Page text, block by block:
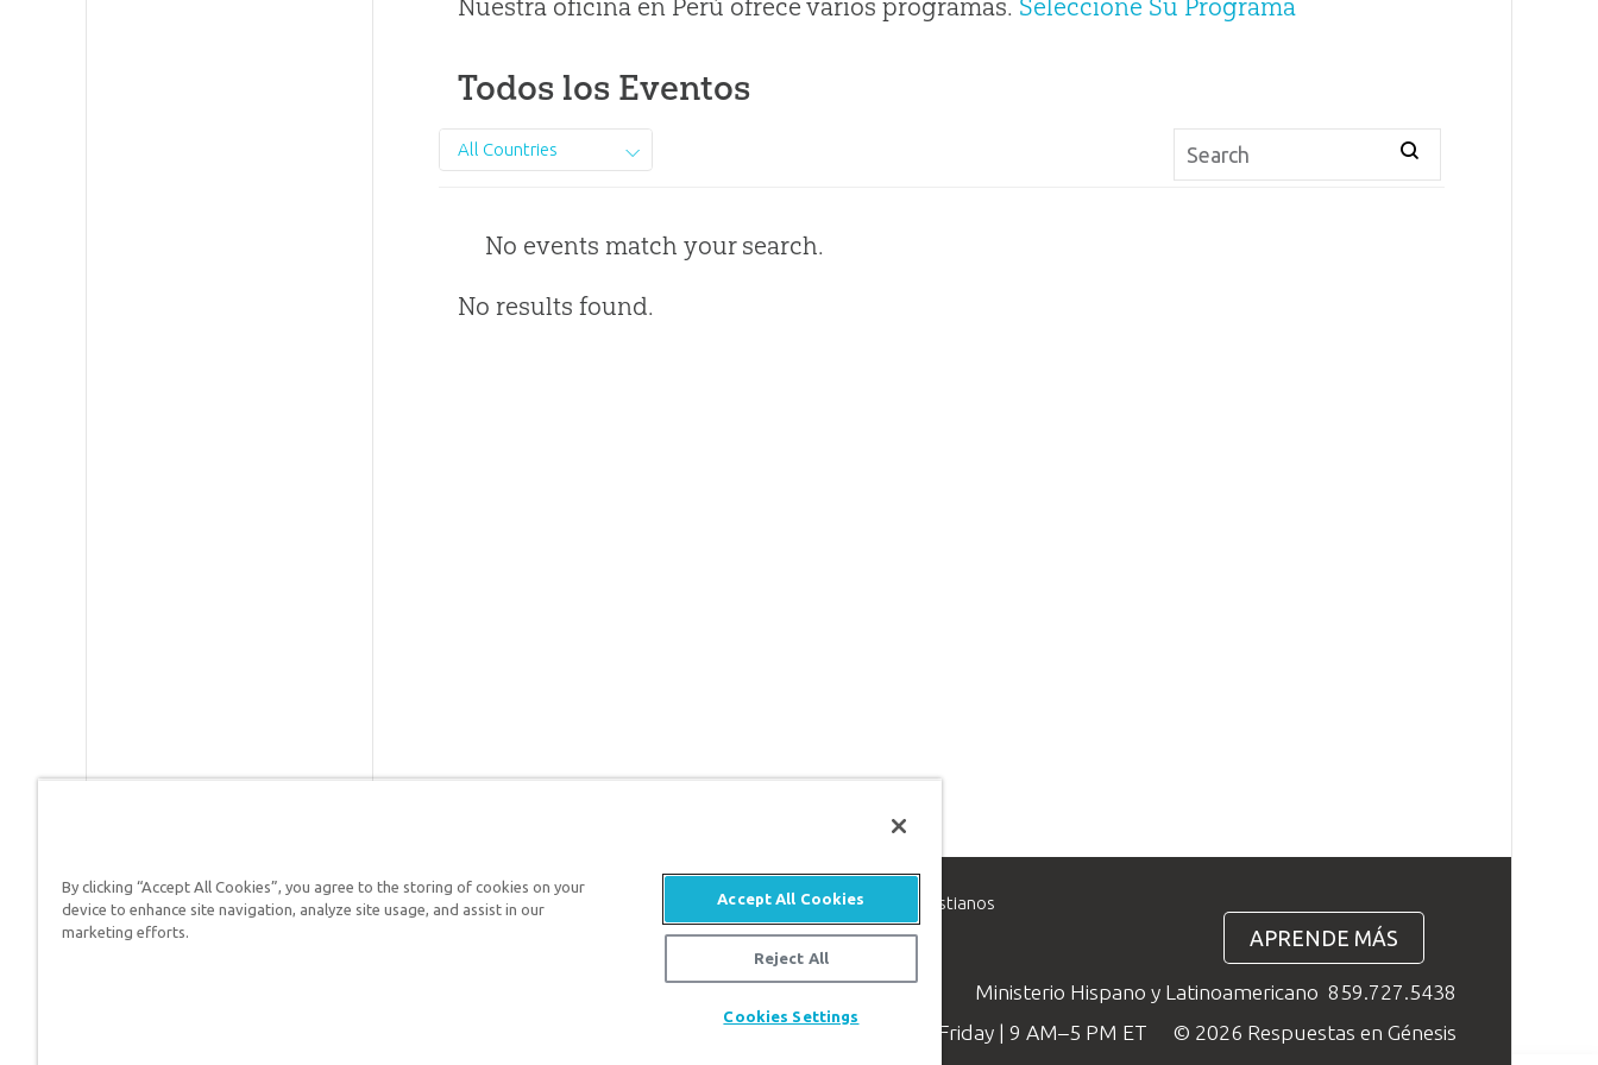
Nuestra oficina en Perú ofrece varios programas. Seleccione Su Programa
Todos los Eventos
All Countries
No events match your search.
No results found.
Respuestas en Génesis es un ministerio de apologética, dedicado a ayudar a los cristianos
defender su fe y proclamar el evangelio de Jesucristo.
APRENDE MÁS
Ministerio Hispano y Latinoamericano 859.727.5438
Available Monday–Friday | 9 AM–5 PM ET
© 2026 Respuestas en Génesis
By clicking “Accept All Cookies”, you agree to the storing of cookies on your
device to enhance site navigation, analyze site usage, and assist in our
marketing efforts.
Accept All Cookies
Reject All
Cookies Settings